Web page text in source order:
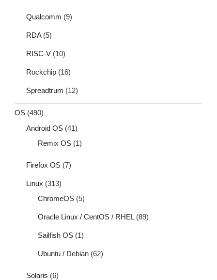
Qualcomm (9)
RDA(5)
RISC-V (10)
Rockchip (16)
Spreadtrum (12)
OS (490)
Android OS (41)
Remix OS (1)
Firefox OS (7)
Linux (313)
ChromeOS (5)
Oracle Linux / CentOS / RHEL(89)
Sailfish OS (1)
Ubuntu / Debian (62)
Solaris (6)